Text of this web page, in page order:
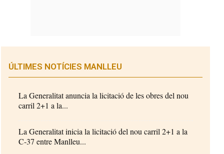
ÚLTIMES NOTÍCIES MANLLEU
La Generalitat anuncia la licitació de les obres del nou
carril 2+1 a la...
La Generalitat inicia la licitació del nou carril 2+1 a la
C-37 entre Manlleu...